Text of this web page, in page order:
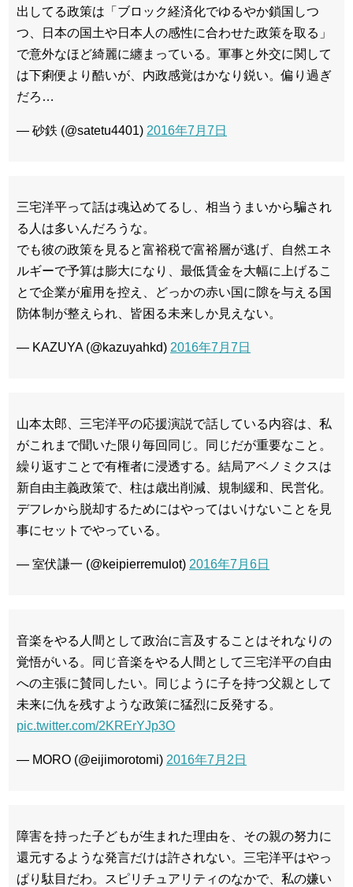
出してる政策は「ブロック経済化でゆるやか鎖国しつ
つ、日本の国土や日本人の感性に合わせた政策を取る」
で意外なほど綺麗に纏まっている。軍事と外交に関して
は下痢便より酷いが、内政感覚はかなり鋭い。偏り過ぎ
だろ…
— 砂鉄 (@satetu4401) 2016年7月7日
三宅洋平って話は魂込めてるし、相当うまいから騙され
る人は多いんだろうな。
でも彼の政策を見ると富裕税で富裕層が逃げ、自然エネ
ルギーで予算は膨大になり、最低賃金を大幅に上げるこ
とで企業が雇用を控え、どっかの赤い国に隙を与える国
防体制が整えられ、皆困る未来しか見えない。
— KAZUYA (@kazuyahkd) 2016年7月7日
山本太郎、三宅洋平の応援演説で話している内容は、私
がこれまで聞いた限り毎回同じ。同じだが重要なこと。
繰り返すことで有権者に浸透する。結局アベノミクスは
新自由主義政策で、柱は歳出削減、規制緩和、民営化。
デフレから脱却するためにはやってはいけないことを見
事にセットでやっている。
— 室伏謙一 (@keipierremulot) 2016年7月6日
音楽をやる人間として政治に言及することはそれなりの
覚悟がいる。同じ音楽をやる人間として三宅洋平の自由
への主張に賛同したい。同じように子を持つ父親として
未来に仇を残すような政策に猛烈に反発する。
pic.twitter.com/2KRErYJp3O
— MORO (@eijimorotomi) 2016年7月2日
障害を持った子どもが生まれた理由を、その親の努力に
還元するような発言だけは許されない。三宅洋平はやっ
ぱり駄目だわ。スピリチュアリティのなかで、私の嫌い